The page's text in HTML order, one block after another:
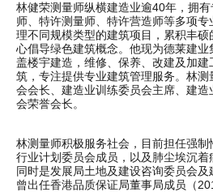
林健荣测量师纵横建造业逾40年，拥
师、特许测量师、特许营造师等多项
理不同规模类型的建筑项目，累积丰
心倡导绿色建筑概念。他现为德莱建
盖楼宇建造，维修、保养、改建及加
筑，专注提供专业建筑管理服务。林
会会长、建造业训练委员会主席、建
会荣誉会长。
林测量师积极服务社会，目前担任强
行业计划委员会成员，以及肺尘埃沉
同时是发展局土地及建设咨询委员会
曾出任香港品质保证局董事局成员（